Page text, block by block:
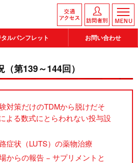
ルパンフレット お問い合わせ
第139～144回）
対策だけのTDMから脱けだそ
よる数式にとらわれない投与設
症状（LUTS）の薬物治療
からの報告 − サプリメントと